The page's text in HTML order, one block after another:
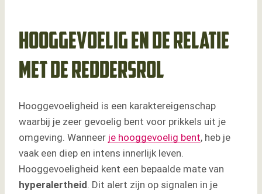
Hooggevoelig en de relatie
met de reddersrol
Hooggevoeligheid is een karaktereigenschap
waarbij je zeer gevoelig bent voor prikkels uit je
omgeving. Wanneer je hooggevoelig bent, heb je
vaak een diep en intens innerlijk leven.
Hooggevoeligheid kent een bepaalde mate van
hyperalertheid. Dit alert zijn op signalen in je